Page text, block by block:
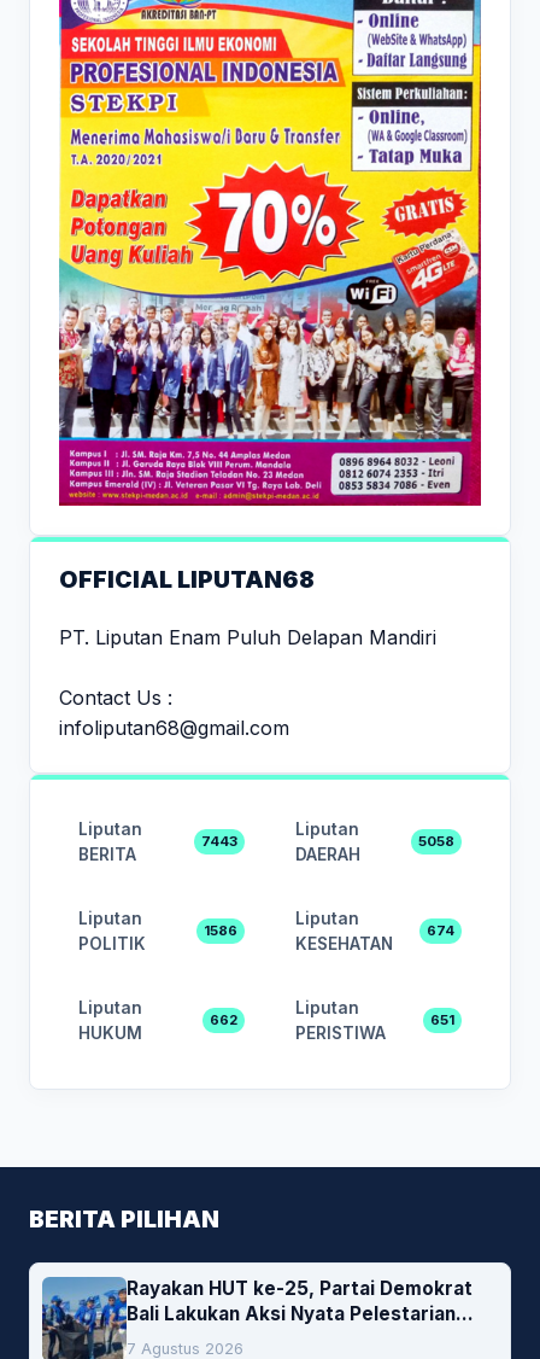
OFFICIAL LIPUTAN68
PT. Liputan Enam Puluh Delapan Mandiri
Contact Us :
infoliputan68@gmail.com
Liputan
BERITA
7443
Liputan
DAERAH
5058
Liputan
POLITIK
1586
Liputan
KESEHATAN
674
Liputan
HUKUM
662
Liputan
PERISTIWA
651
BERITA PILIHAN
Rayakan HUT ke-25, Partai Demokrat
Bali Lakukan Aksi Nyata Pelestarian
Lingkungan
7 Agustus 2026